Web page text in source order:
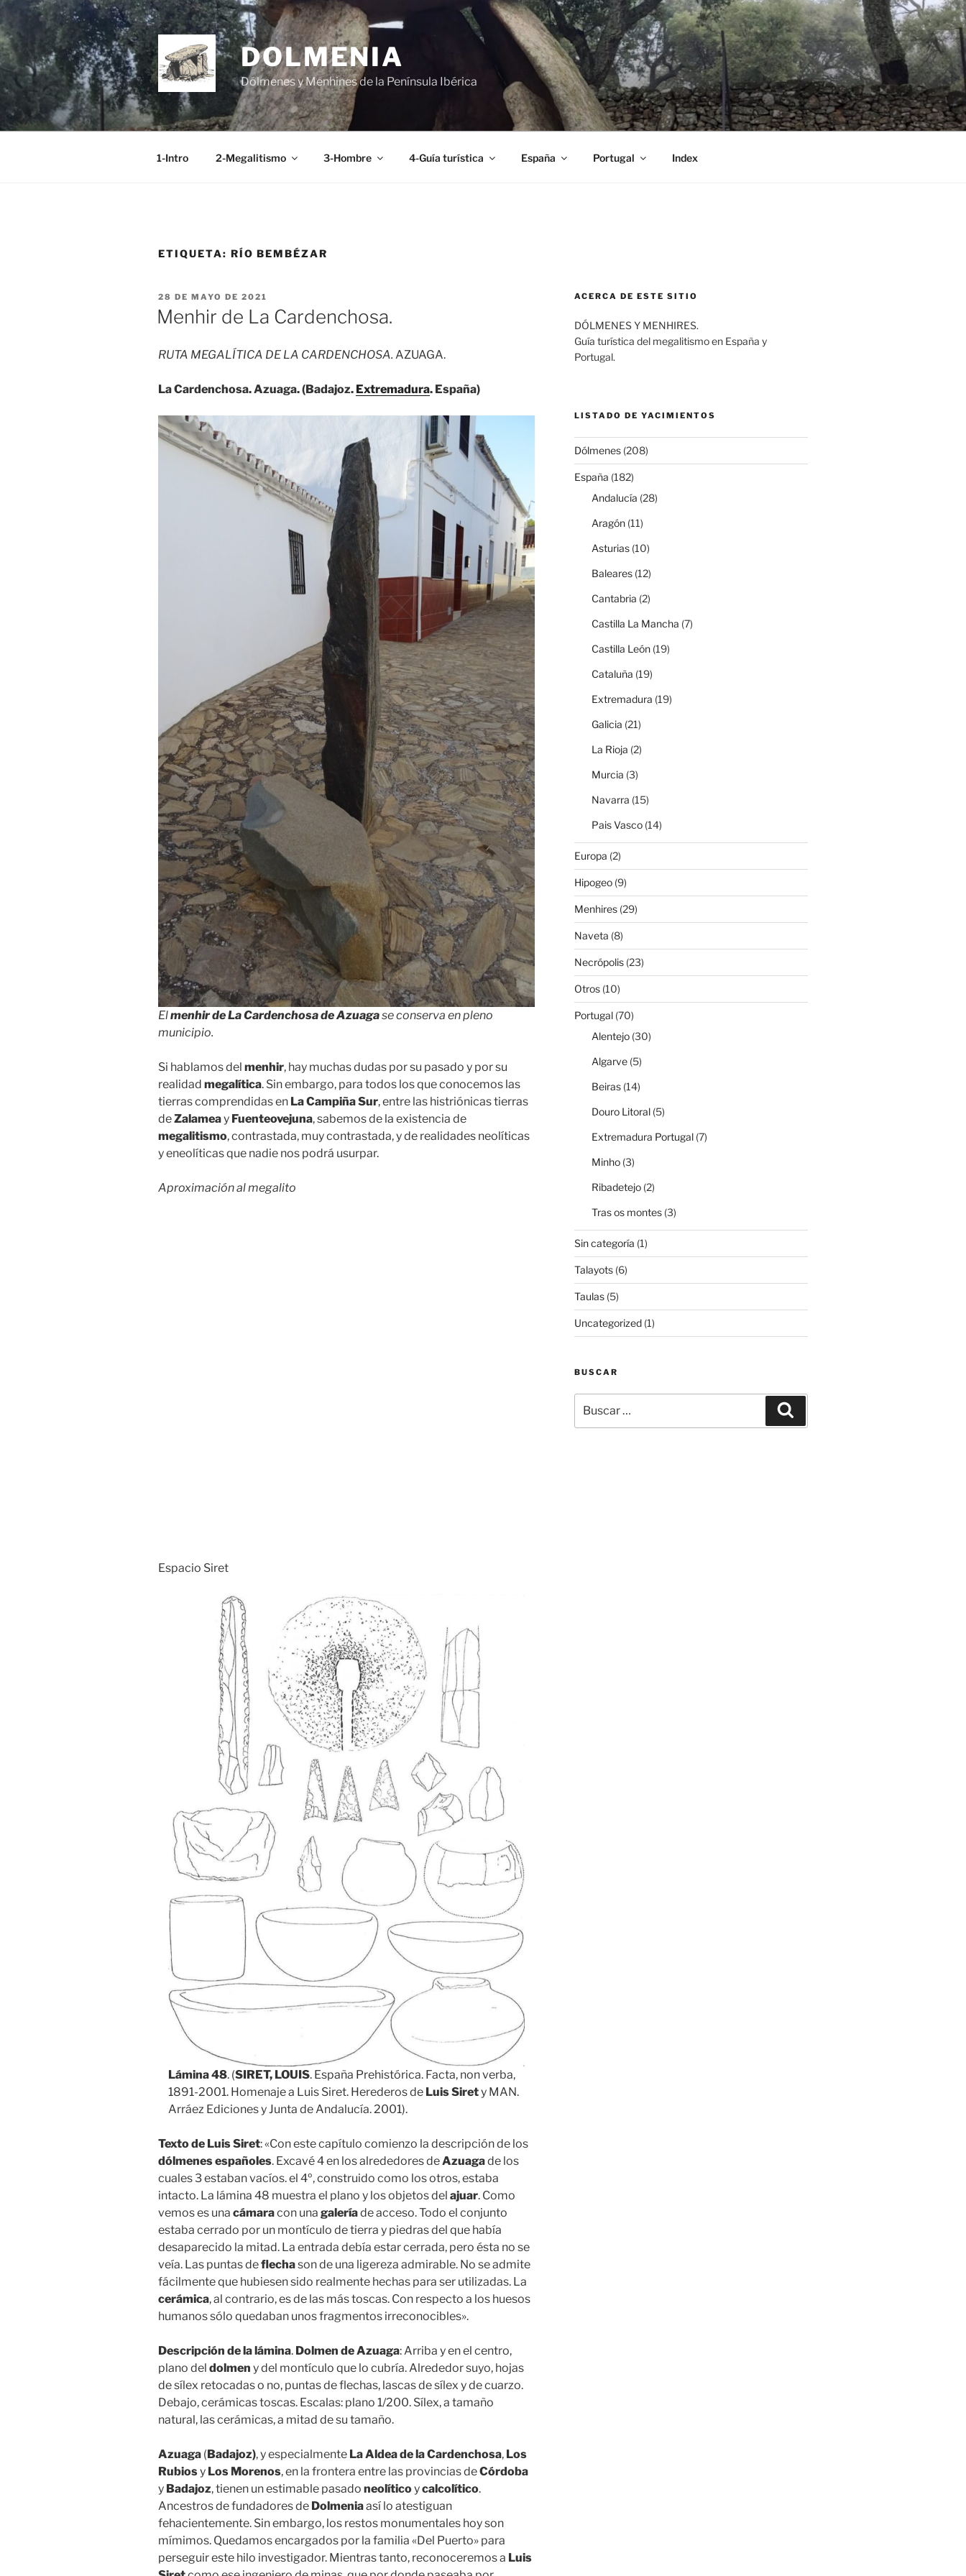
Saltar
al
contenido
DOLMENIA
Dólmenes y Menhines de la Península Ibérica
1-Intro 2-Megalitismo 3-Hombre 4-Guía turística España Portugal Index
ETIQUETA: RÍO BEMBÉZAR
PUBLICADO
EL
28 DE MAYO DE 2021
Menhir de La Cardenchosa.
RUTA MEGALÍTICA DE LA CARDENCHOSA. AZUAGA.
La Cardenchosa. Azuaga. (Badajoz. Extremadura. España)
Elmenhir de La Cardenchosa de Azuagase conserva en pleno
municipio.
Si hablamos del menhir, hay muchas dudas por su pasado y por su
realidad megalítica. Sin embargo, para todos los que conocemos las
tierras comprendidas en La Campiña Sur, entre las histriónicas tierras
deZalameay Fuenteovejuna, sabemos de la existencia de
megalitismo, contrastada, muy contrastada, y de realidades neolíticas
y eneolíticas que nadie nos podrá usurpar.
Aproximación al megalito
Espacio Siret
Lámina 48. (SIRET, LOUIS. España Prehistórica. Facta, non verba,
1891-2001. Homenaje a Luis Siret. Herederos de Luis Sirety MAN.
Arráez Ediciones y Junta de Andalucía. 2001).
Texto de Luis Siret: «Con este capítulo comienzo la descripción de los
dólmenes españoles. Excavé 4 en los alrededores deAzuagade los
cuales 3 estaban vacíos. el 4º, construido como los otros, estaba
intacto. La lámina 48 muestra el plano y los objetos del ajuar. Como
vemos es una cámaracon una galeríade acceso. Todo el conjunto
estaba cerrado por un montículo de tierra y piedras del que había
desaparecido la mitad. La entrada debía estar cerrada, pero ésta no se
veía. Las puntas deflechason de una ligereza admirable. No se admite
fácilmente que hubiesen sido realmente hechas para ser utilizadas. La
cerámica, al contrario, es de las más toscas. Con respecto a los huesos
humanos sólo quedaban unos fragmentos irreconocibles».
Descripción de la lámina. Dolmen de Azuaga: Arriba y en el centro,
plano del dolmen y del montículo que lo cubría. Alrededor suyo, hojas
de sílex retocadas o no, puntas de flechas, lascas de sílex y de cuarzo.
Debajo, cerámicas toscas. Escalas: plano 1/200. Sílex, a tamaño
natural, las cerámicas, a mitad de su tamaño.
Azuaga (Badajoz), y especialmente La Aldea de la Cardenchosa, Los
Rubiosy Los Morenos, en la frontera entre las provincias deCórdoba
y Badajoz, tienen un estimable pasado neolíticoycalcolítico.
Ancestros de fundadores de Dolmeniaasí lo atestiguan
fehacientemente. Sin embargo, los restos monumentales hoy son
mímimos. Quedamos encargados por la familia «Del Puerto» para
perseguir este hilo investigador. Mientras tanto, reconoceremos a Luis
ACERCA DE ESTE SITIO
DÓLMENES Y MENHIRES.
Guía turística del megalitismo en España y
Portugal.
LISTADO DE YACIMIENTOS
Dólmenes(208)
España (182)
Andalucía (28)
Aragón(11)
Asturias(10)
Baleares(12)
Cantabria (2)
Castilla La Mancha (7)
Castilla León(19)
Cataluña (19)
Extremadura (19)
Galicia (21)
La Rioja (2)
Murcia (3)
Navarra (15)
Pais Vasco(14)
Europa (2)
Hipogeo(9)
Menhires(29)
Naveta (8)
Necrópolis(23)
Otros(10)
Portugal(70)
Alentejo(30)
Algarve(5)
Beiras(14)
Douro Litoral(5)
Extremadura Portugal(7)
Minho(3)
Ribadetejo(2)
Tras os montes(3)
Sin categoría (1)
Talayots(6)
Taulas(5)
Uncategorized(1)
BUSCAR
por: